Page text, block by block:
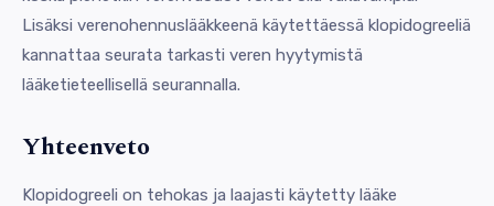
Lisäksi verenohennuslääkkeenä käytettäessä klopidogreeliä
kannattaa seurata tarkasti veren hyytymistä
lääketieteellisellä seurannalla.
Yhteenveto
Klopidogreeli on tehokas ja laajasti käytetty lääke